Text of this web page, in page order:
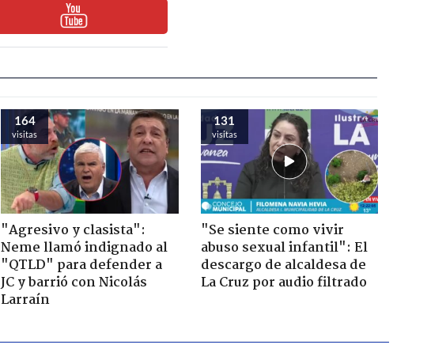
164
visitas
"Agresivo y clasista":
Neme llamó indignado al
"QTLD" para defender a
JC y barrió con Nicolás
Larraín
131
visitas
"Se siente como vivir
abuso sexual infantil": El
descargo de alcaldesa de
La Cruz por audio filtrado